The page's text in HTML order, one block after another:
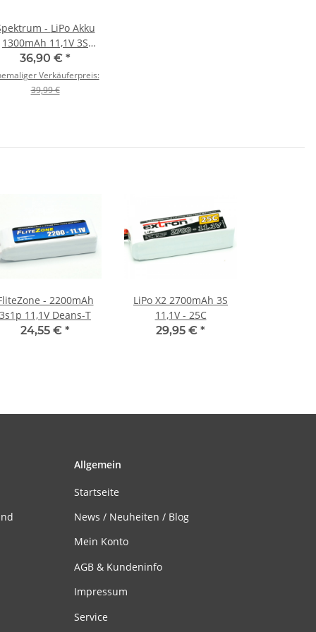
- LiPo Akku
1300mAh 11,1V 3S
Smart G2 - 30C
36,90 € *
Verkäuferpreis:
39,99 €
- 2200mAh
3s1p 11,1V Deans-T
24,55 € *
LiPo X2 2700mAh 3S
11,1V - 25C
29,95 € *
Allgemein
Startseite
News / Neuheiten / Blog
Mein Konto
AGB & Kundeninfo
Impressum
Service